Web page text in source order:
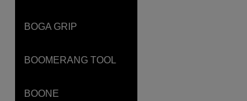
BOGA GRIP
BOOMERANG TOOL
BOONE